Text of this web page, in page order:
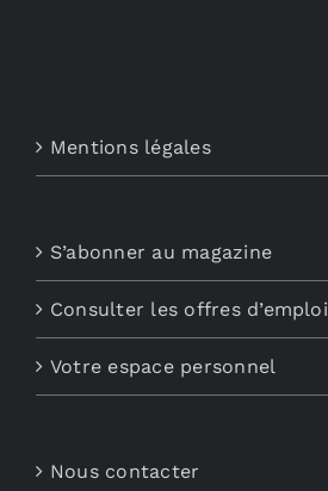
Mentions légales
S’abonner au magazine
Consulter les offres d’emploi
Votre espace personnel
Nous contacter